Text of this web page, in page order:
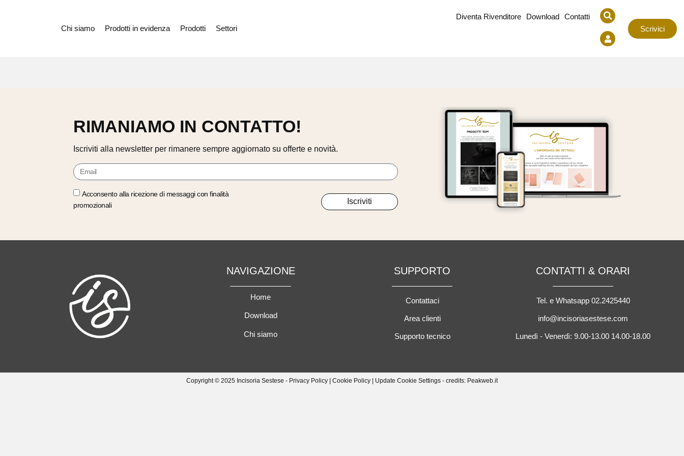
Chi siamo Prodotti in evidenza Prodotti Settori
Diventa Rivenditore Download
Contatti
Scrivici
RIMANIAMO IN CONTATTO!
Iscriviti alla newsletter per rimanere sempre aggiornato su offerte e novità.
Acconsento alla ricezione di messaggi con finalità
promozionali
Iscriviti
NAVIGAZIONE
Home
Download
Chi siamo
SUPPORTO
Contattaci
Area clienti
Supporto tecnico
CONTATTI & ORARI
Tel. e Whatsapp 02.2425440
info@incisoriasestese.com
Lunedì - Venerdì: 9.00-13.00 14.00-18.00
Copyright © 2025 Incisoria Sestese - Privacy Policy Cookie Policy Update Cookie Settings - credits: Peakweb.it